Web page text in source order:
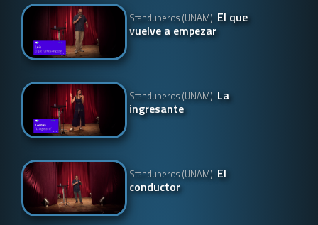
Standuperos (UNAM): El que
vuelve a empezar
Standuperos (UNAM): La
ingresante
Standuperos (UNAM): El
conductor